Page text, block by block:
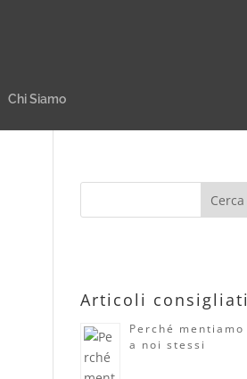
Chi Siamo
Articoli consigliati
Perché mentiamo
a noi stessi